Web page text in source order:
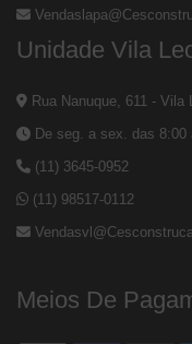
Unidade Vila
Rua Nanuque, 611 -
De seg. a sex. das
(11) 3645-0952
(11) 98517-0112
Meios De